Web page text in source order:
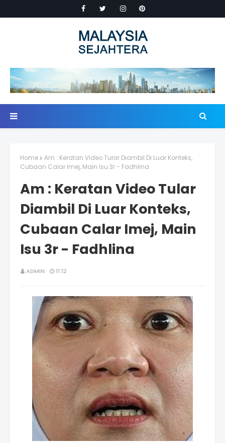
Home
Am : Keratan Video Tular Diambil Di Luar Konteks,
Cubaan Calar Imej, Main Isu 3r - Fadhlina
Am : Keratan Video Tular
Diambil Di Luar Konteks,
Cubaan Calar Imej, Main
Isu 3r - Fadhlina
ADMIN 11:12